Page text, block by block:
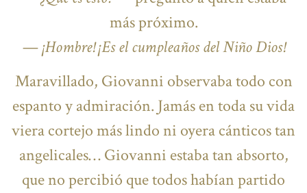
más próximo.
—¡Hombre! ¡Es el cumpleaños del Niño Dios!
Maravillado, Giovanni observaba todo con
espanto y admiración. Jamás en toda su vida
viera cortejo más lindo ni oyera cánticos tan
angelicales… Giovanni estaba tan absorto,
que no percibió que todos habían partido